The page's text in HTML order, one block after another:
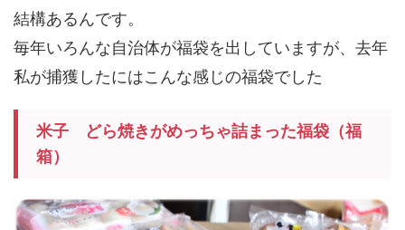
結構あるんです。
毎年いろんな自治体が福袋を出していますが、去年
私が捕獲したにはこんな感じの福袋でした
米子 どら焼きがめっちゃ詰まった福袋（福
箱）